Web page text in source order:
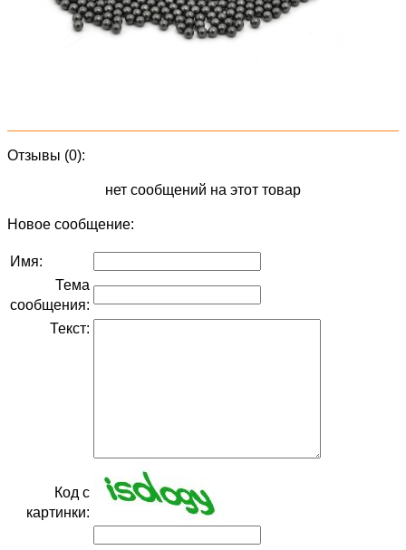
Отзывы (0):
нет сообщений на этот товар
Новое сообщение:
Имя:
Тема
сообщения:
Текст:
Код с
картинки: